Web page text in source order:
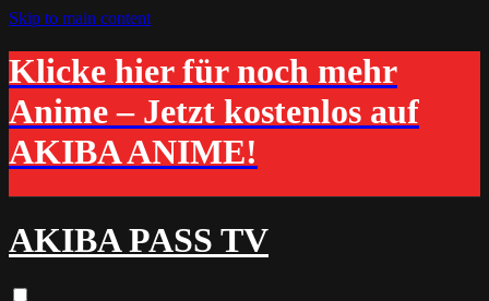
Skip to main content
Klicke hier für noch mehr
Anime – Jetzt kostenlos auf
AKIBA ANIME!
AKIBA PASS TV